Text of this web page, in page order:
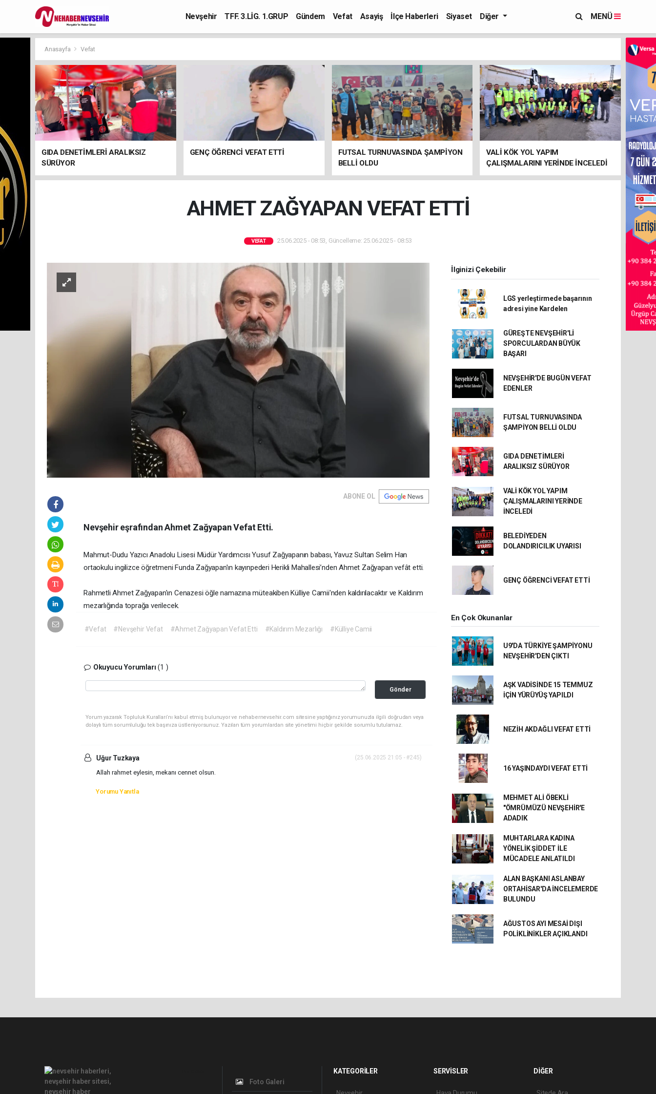
Nevşehir TFF. 3.LİG. 1.GRUP Gündem Vefat Asayiş İlçe Haberleri Siyaset Diğer MENÜ
Anasayfa Vefat
GIDA DENETİMLERİ ARALIKSIZ
SÜRÜYOR
GENÇ ÖĞRENCİ VEFAT ETTİ
FUTSAL TURNUVASINDA ŞAMPİYON
BELLİ OLDU
VALİ KÖK YOL YAPIM
ÇALIŞMALARINI YERİNDE İNCELEDİ
AHMET ZAĞYAPAN VEFAT ETTİ
VEFAT 25.06.2025 - 08:53, Güncelleme: 25.06.2025 - 08:53
ABONE OL
Nevşehir eşrafından Ahmet Zağyapan Vefat Etti.
Mahmut-Dudu Yazıcı Anadolu Lisesi Müdür Yardımcısı Yusuf Zağyapanın babası, Yavuz Sultan Selim Han
ortaokulu ingilizce öğretmeni Funda Zağyapan'ın kayınpederi Herikli Mahallesi’nden Ahmet Zağyapan vefât etti.
Rahmetli Ahmet Zağyapan'ın Cenazesi öğle namazına müteakiben Külliye Camii'nden kaldırılacaktır ve Kaldırım
mezarlığında toprağa verilecek.
#Vefat #Nevşehir Vefat #Ahmet Zağyapan Vefat Etti #Kaldırım Mezarlığı #Külliye Camii
Okuyucu Yorumları(1 )
Gönder
Yorum yazarak Topluluk Kuralları’nı kabul etmiş bulunuyor ve nehabernevsehir.com sitesine yaptığınız yorumunuzla ilgili doğrudan veya
dolaylı tüm sorumluluğu tek başınıza üstleniyorsunuz. Yazılan tüm yorumlardan site yönetimi hiçbir şekilde sorumlu tutulamaz.
Uğur Tuzkaya (25.06.2025 21:05 - #245)
Allah rahmet eylesin, mekanı cennet olsun.
Yorumu Yanıtla
İlginizi Çekebilir
LGS yerleştirmede başarının
adresi yine Kardelen
GÜREŞTE NEVŞEHİR'Lİ
SPORCULARDAN BÜYÜK
BAŞARI
NEVŞEHİR'DE BUGÜN VEFAT
EDENLER
FUTSAL TURNUVASINDA
ŞAMPİYON BELLİ OLDU
GIDA DENETİMLERİ
ARALIKSIZ SÜRÜYOR
VALİ KÖK YOL YAPIM
ÇALIŞMALARINI YERİNDE
İNCELEDİ
BELEDİYEDEN
DOLANDIRICILIK UYARISI
GENÇ ÖĞRENCİ VEFAT ETTİ
En Çok Okunanlar
U9'DA TÜRKİYE ŞAMPİYONU
NEVŞEHİR'DEN ÇIKTI
AŞK VADİSİNDE 15 TEMMUZ
İÇİN YÜRÜYÜŞ YAPILDI
NEZİH AKDAĞLI VEFAT ETTİ
16 YAŞINDAYDI VEFAT ETTİ
MEHMET ALİ ÖBEKLİ
"ÖMRÜMÜZÜ NEVŞEHİR'E
ADADIK
MUHTARLARA KADINA
YÖNELİK ŞİDDET İLE
MÜCADELE ANLATILDI
ALAN BAŞKANI ASLANBAY
ORTAHİSAR'DA İNCELEMERDE
BULUNDU
AĞUSTOS AYI MESAİ DIŞI
POLİKLİNİKLER AÇIKLANDI
Foto Galeri
KATEGORİLER SERVİSLER DİĞER